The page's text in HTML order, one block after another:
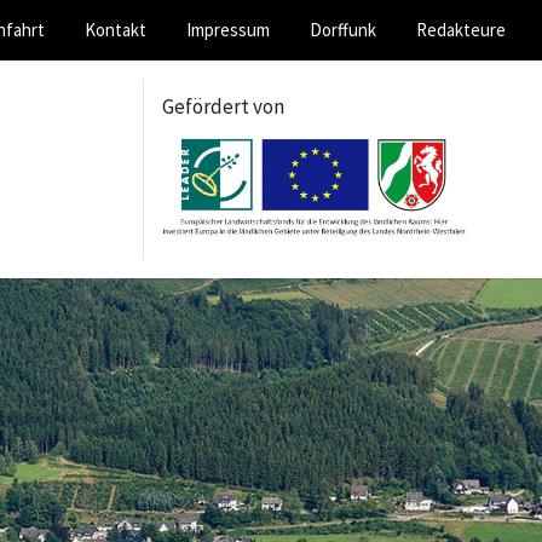
Kontakt Impressum Dorffunk Redakteure
Gefördert von